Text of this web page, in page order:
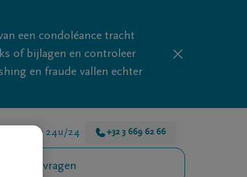
een condoléance tracht
of bijlagen en controleer
en fraude vallen echter
er voor je 24u/24 +32 3 669 62 66
vragen